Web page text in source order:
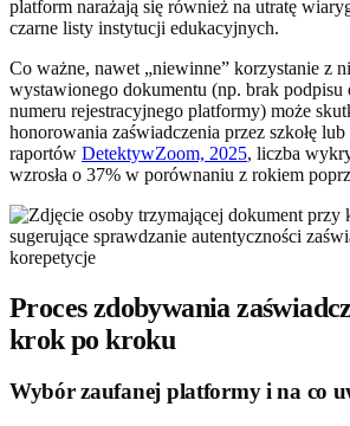
platform narażają się również na utratę
czarne listy instytucji edukacyjnych.
Co ważne, nawet „niewinne” korzystanie z
wystawionego dokumentu (np. brak podpisu
numeru rejestracyjnego platformy) może
honorowania zaświadczenia przez szkołę lub
raportów DetektywZoom, 2025, liczba
wzrosła o 37% w porównaniu z rokiem
Proces zdobywania
krok po kroku
Wybór zaufanej platformy i na co